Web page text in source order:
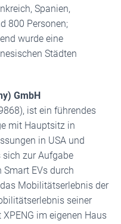
Spanien,
800 Personen;
wurde eine
Städten
GmbH
ist ein führendes
mit Hauptsitz in
in USA und
sich zur Aufgabe
EVs durch
Mobilitätserlebnis der
seiner
im eigenen Haus